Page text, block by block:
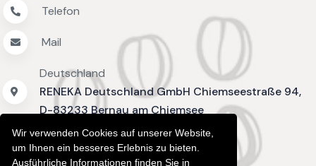
Wir verwenden Cookies auf unserer Website,
um Ihnen ein besseres Erlebnis zu bieten.
Ausführliche Informationen finden Sie in
Telefon
Mail
Deutschland
RENEKA Deutschland GmbH Chiemseestraße 94,
D-83233 Bernau am Chiemsee